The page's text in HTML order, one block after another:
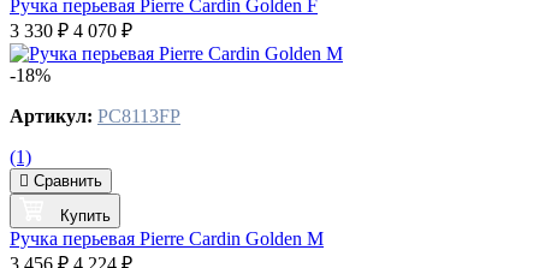
Ручка перьевая Pierre Cardin Golden F
3 330 ₽ 4 070 ₽
-18%
Артикул: PC8113FP
(1)
Сравнить
Купить
Ручка перьевая Pierre Cardin Golden M
3 456 ₽ 4 224 ₽